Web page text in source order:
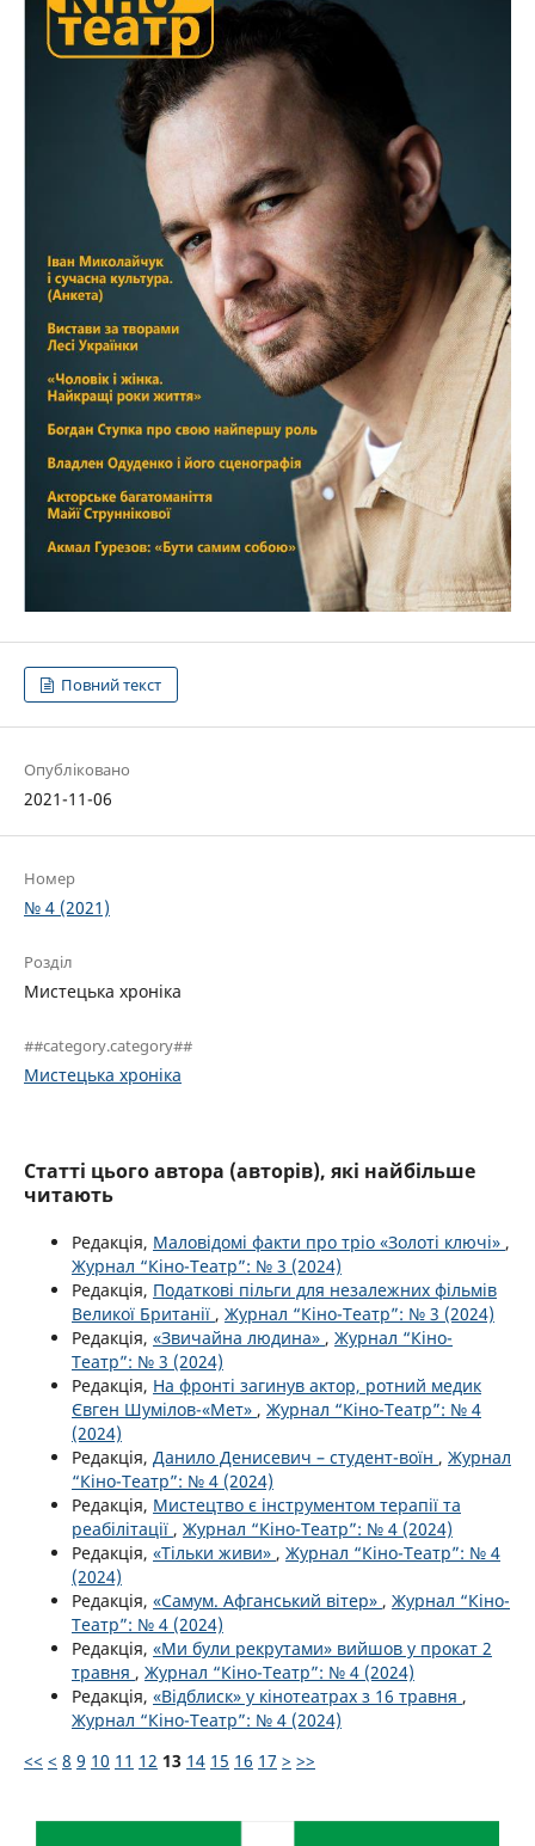
Повний текст
Опубліковано
2021-11-06
Номер
№ 4 (2021)
Розділ
Мистецька хроніка
##category.category##
Мистецька хроніка
Статті цього автора (авторів), які найбільше
читають
Редакція, Маловідомі факти про тріо «Золоті ключі» ,
Журнал “Кіно-Театр”: № 3 (2024)
Редакція, Податкові пільги для незалежних фільмів
Великої Британії , Журнал “Кіно-Театр”: № 3 (2024)
Редакція, «Звичайна людина» , Журнал “Кіно-
Театр”: № 3 (2024)
Редакція, На фронті загинув актор, ротний медик
Євген Шумілов-«Мет» , Журнал “Кіно-Театр”: № 4
(2024)
Редакція, Данило Денисевич – студент-воїн , Журнал
“Кіно-Театр”: № 4 (2024)
Редакція, Мистецтво є інструментом терапії та
реабілітації , Журнал “Кіно-Театр”: № 4 (2024)
Редакція, «Тільки живи» , Журнал “Кіно-Театр”: № 4
(2024)
Редакція, «Самум. Афганський вітер» , Журнал “Кіно-
Театр”: № 4 (2024)
Редакція, «Ми були рекрутами» вийшов у прокат 2
травня , Журнал “Кіно-Театр”: № 4 (2024)
Редакція, «Відблиск» у кінотеатрах з 16 травня ,
Журнал “Кіно-Театр”: № 4 (2024)
<< < 8 9 10 11 12 13 14 15 16 17 > >>